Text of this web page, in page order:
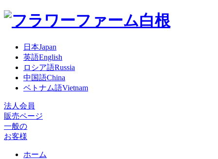
日本Japan
英語English
ロシア語Russia
中国語China
ベトナム語Vietnam
法人会員
販売ページ
一般の
お客様
ホーム